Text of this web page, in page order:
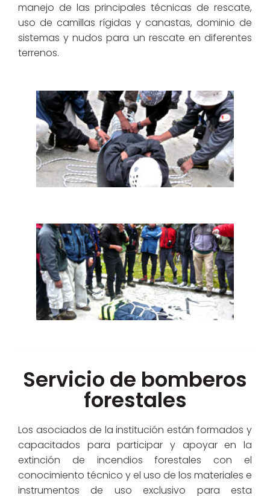
manejo de las principales técnicas de rescate,
uso de camillas rígidas y canastas, dominio de
sistemas y nudos para un rescate en diferentes
terrenos.
Servicio de bomberos
forestales
Los asociados de la institución están formados y
capacitados para participar y apoyar en la
extinción de incendios forestales con el
conocimiento técnico y el uso de los materiales e
instrumentos de uso exclusivo para esta